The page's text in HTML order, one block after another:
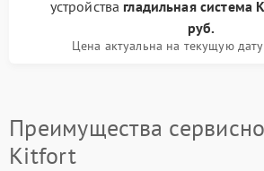
устройства гладильная система
руб.
Цена актуальна на текущую
Преимущества
Kitfort